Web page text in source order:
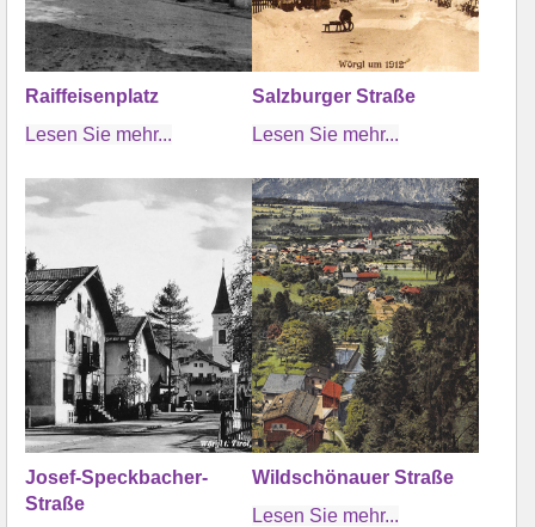
Raiffeisenplatz
Lesen Sie mehr...
Salzburger Straße
Lesen Sie mehr...
Josef-Speckbacher-
Straße
Wildschönauer Straße
Lesen Sie mehr...